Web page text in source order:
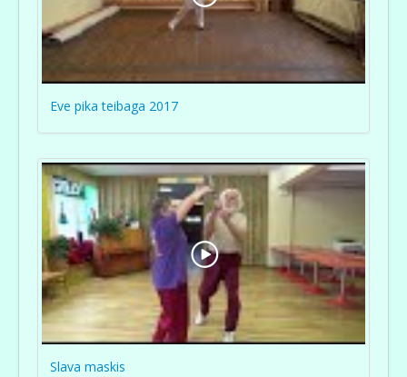
Eve pika teibaga 2017
Slava maskis